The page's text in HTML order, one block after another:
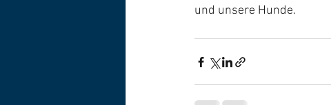
und unsere Hunde.